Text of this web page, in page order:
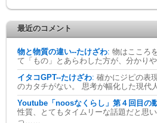
最近のコメント
物と物質の違い--たけざわ: 物はこころ
て「もの」とあらわした方が、分かり
イタコGPT--たけざわ: 確かにジピの表
のカタチがない。 思考が幅化した現
Youtube「noosなくらし」第４回目の
性質、とてもタイムリーな話題だと思